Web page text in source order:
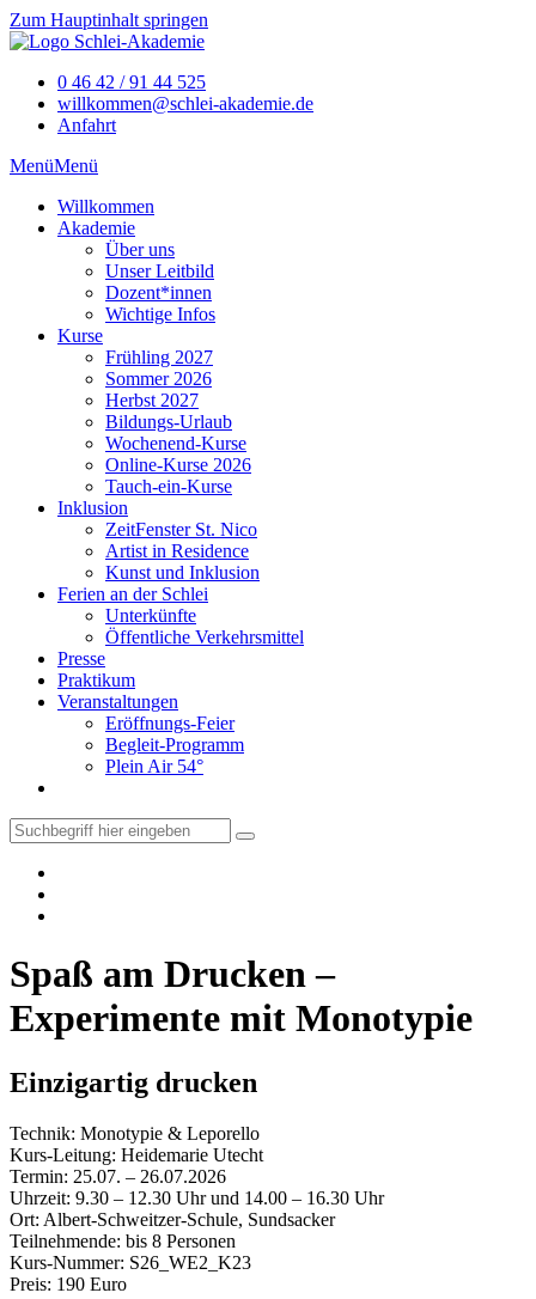
Zum Hauptinhalt springen
0 46 42 / 91 44 525
willkommen@schlei-akademie.de
Anfahrt
MenüMenü
Willkommen
Akademie
Über uns
Unser Leitbild
Dozent*innen
Wichtige Infos
Kurse
Frühling 2027
Sommer 2026
Herbst 2027
Bildungs-Urlaub
Wochenend-Kurse
Online-Kurse 2026
Tauch-ein-Kurse
Inklusion
ZeitFenster St. Nico
Artist in Residence
Kunst und Inklusion
Ferien an der Schlei
Unterkünfte
Öffentliche Verkehrsmittel
Presse
Praktikum
Veranstaltungen
Eröffnungs-Feier
Begleit-Programm
Plein Air 54°
Spaß am Drucken –
Experimente mit Monotypie
Einzigartig drucken
Technik: Monotypie & Leporello
Kurs-Leitung: Heidemarie Utecht
Termin: 25.07. – 26.07.2026
Uhrzeit: 9.30 – 12.30 Uhr und 14.00 – 16.30 Uhr
Ort: Albert-Schweitzer-Schule, Sundsacker
Teilnehmende: bis 8 Personen
Kurs-Nummer: S26_WE2_K23
Preis: 190 Euro